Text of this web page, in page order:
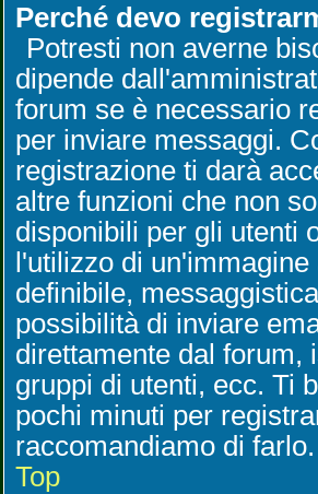
Perché devo
Potresti non averne
dipende
forum se è necessario
per inviare messaggi.
registrazione ti darà
altre funzioni che non
disponibili per gli utenti
l'utilizzo di un'immagine
definibile,
possibilità di inviare
direttamente dal forum,
gruppi di utenti, ecc. Ti
pochi minuti per
raccomandiamo di farlo.
Top